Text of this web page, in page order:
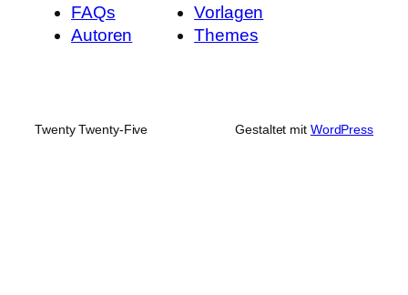
FAQs
Autoren
Vorlagen
Themes
Twenty Twenty-Five Gestaltet mit WordPress